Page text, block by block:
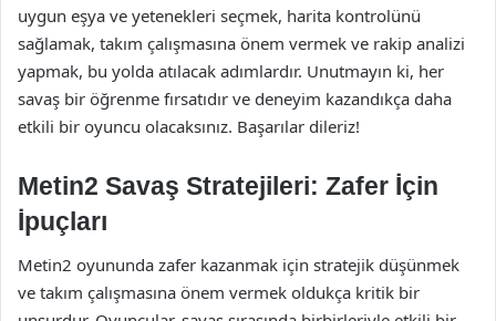
uygun eşya ve yetenekleri seçmek, harita kontrolünü
sağlamak, takım çalışmasına önem vermek ve rakip analizi
yapmak, bu yolda atılacak adımlardır. Unutmayın ki, her
savaş bir öğrenme fırsatıdır ve deneyim kazandıkça daha
etkili bir oyuncu olacaksınız. Başarılar dileriz!
Metin2 Savaş Stratejileri: Zafer İçin
İpuçları
Metin2 oyununda zafer kazanmak için stratejik düşünmek
ve takım çalışmasına önem vermek oldukça kritik bir